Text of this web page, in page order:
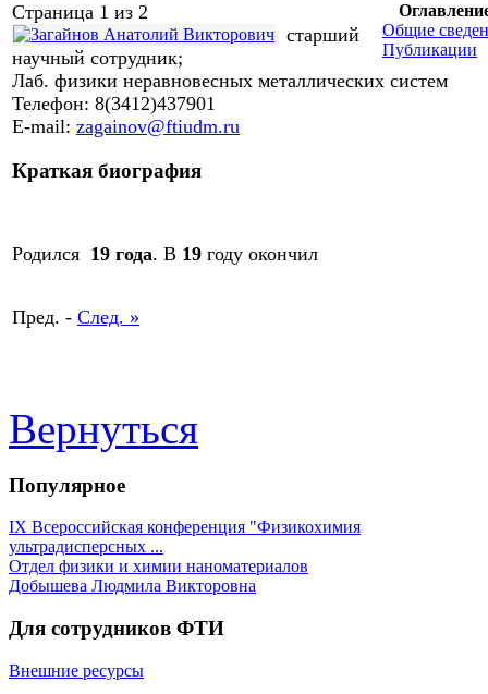
Общие
Публикации
Страница 1 из 2
старший
научный сотрудник;
Лаб. физики неравновесных металлических систем
Телефон: 8(3412)437901
E-mail: zagainov@ftiudm.ru
Краткая биография
Родился 19 года. В 19 году окончил
Пред. - След. »
Вернуться
Популярное
IX Всероссийская конференция "Физикохимия
ультрадисперсных ...
Отдел физики и химии наноматериалов
Добышева Людмила Викторовна
Для сотрудников ФТИ
Внешние ресурсы